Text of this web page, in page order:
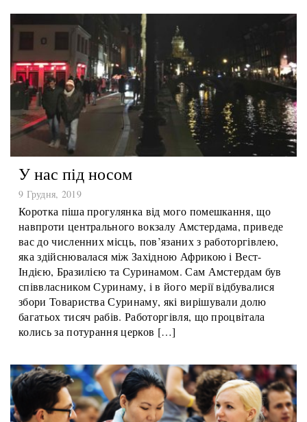
У нас під носом
9 Грудня, 2019
Коротка піша прогулянка від мого помешкання, що
навпроти центрального вокзалу Амстердама, приведе
вас до численних місць, пов’язаних з работоргівлею,
яка здійснювалася між Західною Африкою і Вест-
Індією, Бразилією та Суринамом. Сам Амстердам був
співвласником Суринаму, і в його мерії відбувалися
збори Товариства Суринаму, які вирішували долю
багатьох тисяч рабів. Работоргівля, що процвітала